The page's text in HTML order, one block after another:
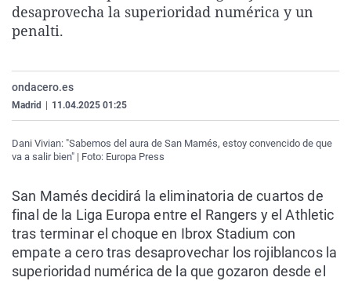
La rosa de los vientos
Como el perro y el
Caso
Equipo de
Extremadura
La Rioja
País Vasco
Virales
Elecciones
desaprovecha la superioridad numérica y un
penalti.
ondacero.es
Madrid 11.04.2025 01:25
Dani Vivian: "Sabemos del aura de San Mamés, estoy convencido de que
va a salir bien" | Foto: Europa Press
San Mamés decidirá la eliminatoria de cuartos de
final de la Liga Europa entre el Rangers y el Athletic
tras terminar el choque en Ibrox Stadium con
empate a cero tras desaprovechar los rojiblancos la
superioridad numérica de la que gozaron desde el